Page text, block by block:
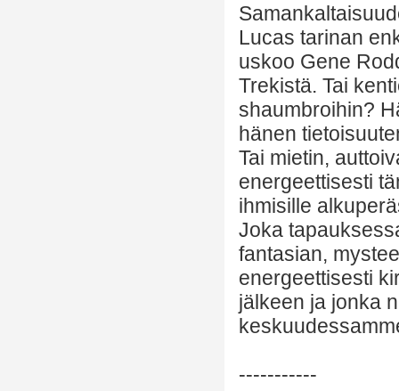
Lucas tarinan
uskoo Gene
Trekistä. Tai
shaumbroihin?
hänen
Tai mietin,
energeettisesti
ihmisille
Joka
fantasian,
energeettisesti
jälkeen ja jonka
-----------